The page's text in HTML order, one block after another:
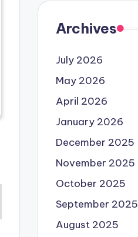
Archives
July 2026
May 2026
April 2026
January 2026
December 2025
November 2025
October 2025
September 2025
August 2025